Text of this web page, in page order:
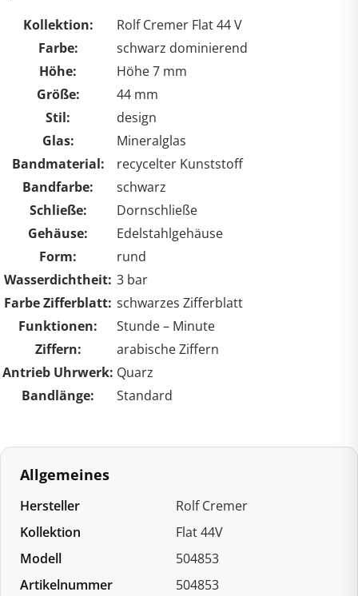
Kollektion:
Rolf Cremer Flat 44 V
Farbe:
schwarz dominierend
Höhe:
Höhe 7 mm
Größe:
44 mm
Stil:
design
Glas:
Mineralglas
Bandmaterial:
recycelter Kunststoff
Bandfarbe:
schwarz
Schließe:
Dornschließe
Gehäuse:
Edelstahlgehäuse
Form:
rund
Wasserdichtheit: 3 bar
Farbe Zifferblatt: schwarzes Zifferblatt
Funktionen:
Stunde – Minute
Ziffern:
arabische Ziffern
Antrieb Uhrwerk: Quarz
Bandlänge:
Standard
Allgemeines
Hersteller
Rolf Cremer
Kollektion
Flat 44V
Modell
504853
Artikelnummer
504853